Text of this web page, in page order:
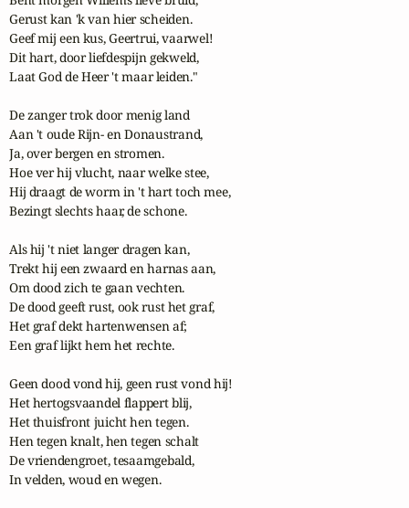
Gerust kan 'k van hier scheiden.
Geef mij een kus, Geertrui, vaarwel!
Dit hart, door liefdespijn gekweld,
Laat God de Heer 't maar leiden."
De zanger trok door menig land
Aan 't oude Rijn- en Donaustrand,
Ja, over bergen en stromen.
Hoe ver hij vlucht, naar welke stee,
Hij draagt de worm in 't hart toch mee,
Bezingt slechts haar, de schone.
Als hij 't niet langer dragen kan,
Trekt hij een zwaard en harnas aan,
Om dood zich te gaan vechten.
De dood geeft rust, ook rust het graf,
Het graf dekt hartenwensen af;
Een graf lijkt hem het rechte.
Geen dood vond hij, geen rust vond hij!
Het hertogsvaandel flappert blij,
Het thuisfront juicht hen tegen.
Hen tegen knalt, hen tegen schalt
De vriendengroet, tesaamgebald,
In velden, woud en wegen.